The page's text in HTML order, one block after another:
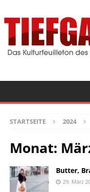
STARTSEITE 2024
Monat:
Butter,
29. März